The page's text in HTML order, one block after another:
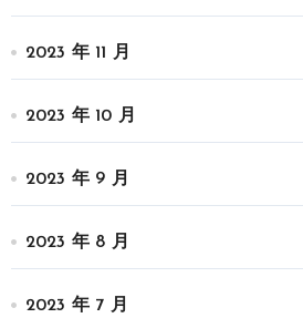
2023 年 11 月
2023 年 10 月
2023 年 9 月
2023 年 8 月
2023 年 7 月